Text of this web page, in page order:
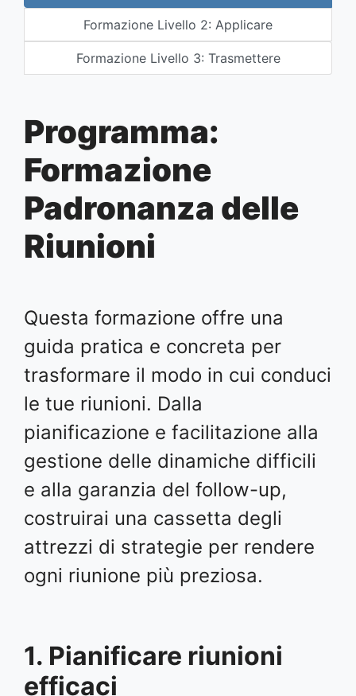
Formazione Livello 2: Applicare
Formazione Livello 3: Trasmettere
Programma:
Formazione
Padronanza delle
Riunioni
Questa formazione offre una
guida pratica e concreta per
trasformare il modo in cui conduci
le tue riunioni. Dalla
pianificazione e facilitazione alla
gestione delle dinamiche difficili
e alla garanzia del follow-up,
costruirai una cassetta degli
attrezzi di strategie per rendere
ogni riunione più preziosa.
1. Pianificare riunioni
efficaci